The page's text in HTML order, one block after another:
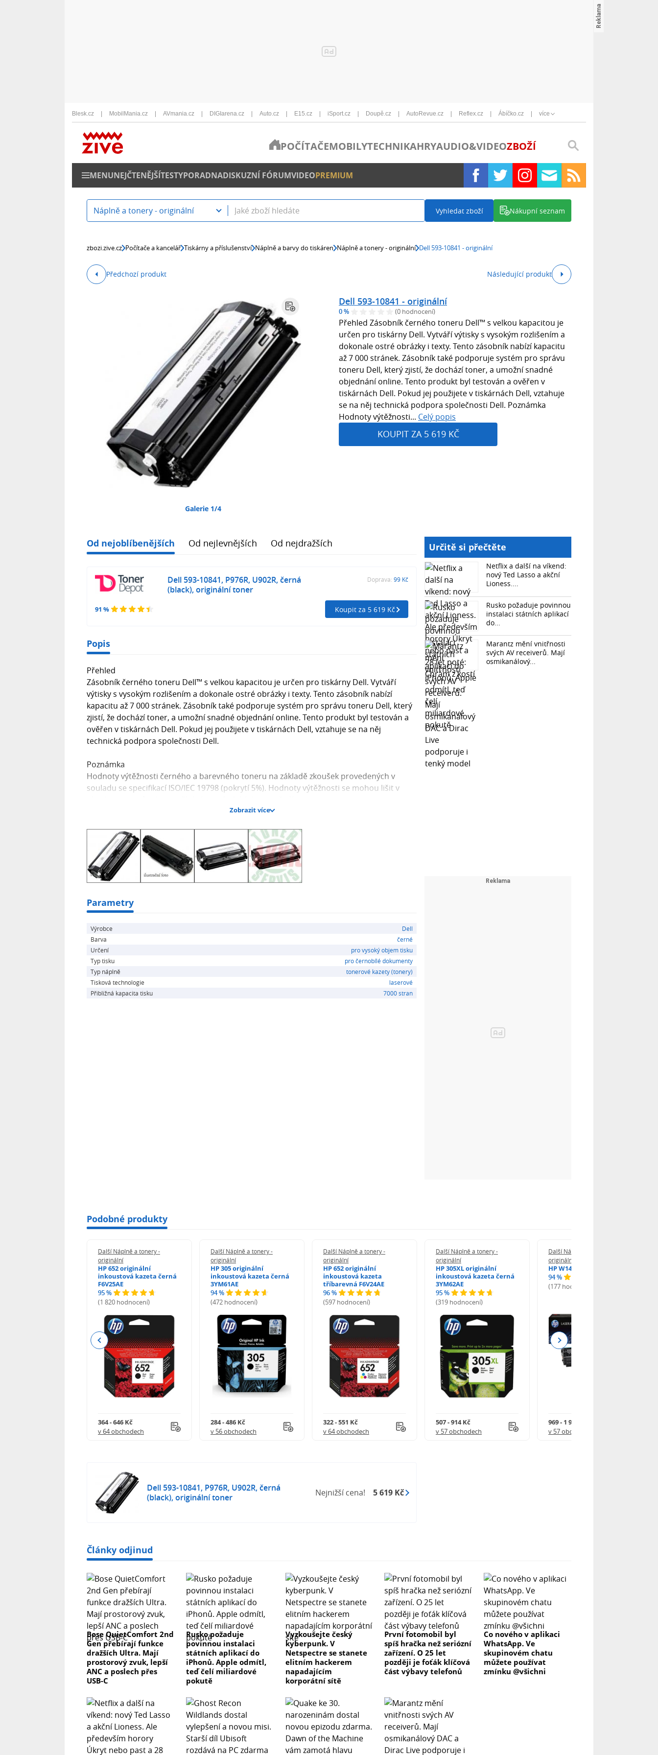
Blesk.cz MobilMania.cz AVmania.cz DIGIarena.cz Auto.cz E15.cz iSport.cz Doupě.cz AutoRevue.cz Reflex.cz Ábíčko.cz více
POČÍTAČEMOBILYTECHNIKAHRYAUDIO&VIDEOZBOŽÍ
MENUNEJČTENĚJŠÍTESTYPORADNADISKUZNÍ FÓRUMVIDEOPREMIUM
Náplně a tonery - originální Vyhledat zboží Nákupní seznam
zbozi.zive.cz Počítače a kancelář Tiskárny a příslušenství Náplně a barvy do tiskáren Náplně a tonery - originální Dell 593-10841 - originální
Předchozí produkt Následující produkt
Galerie 1/4
Dell 593-10841 - originální
0 % (0 hodnocení)
Přehled Zásobník černého toneru Dell™ s velkou kapacitou je
určen pro tiskárny Dell. Vytváří výtisky s vysokým rozlišením a
dokonale ostré obrázky i texty. Tento zásobník nabízí kapacitu
až 7 000 stránek. Zásobník také podporuje systém pro správu
toneru Dell, který zjistí, že dochází toner, a umožní snadné
objednání online. Tento produkt byl testován a ověřen v
tiskárnách Dell. Pokud jej použijete v tiskárnách Dell, vztahuje
se na něj technická podpora společnosti Dell. Poznámka
Hodnoty výtěžnosti... Celý popis
KOUPIT ZA 5 619 KČ
Od nejoblíbenějších Od nejlevnějších Od nejdražších
91 %
Dell 593-10841, P976R, U902R, černá
(black), originální toner
Doprava: 99 Kč
Koupit za 5 619 Kč
Popis
Přehled
Zásobník černého toneru Dell™ s velkou kapacitou je určen pro tiskárny Dell. Vytváří
výtisky s vysokým rozlišením a dokonale ostré obrázky i texty. Tento zásobník nabízí
kapacitu až 7 000 stránek. Zásobník také podporuje systém pro správu toneru Dell, který
zjistí, že dochází toner, a umožní snadné objednání online. Tento produkt byl testován a
ověřen v tiskárnách Dell. Pokud jej použijete v tiskárnách Dell, vztahuje se na něj
technická podpora společnosti Dell.
Poznámka
Hodnoty výtěžnosti černého a barevného toneru na základě zkoušek provedených v
souladu se specifikací ISO/IEC 19798 (pokrytí 5%). Hodnoty výtěžnosti se mohou lišit v
Dell 3330dn
Zobrazit více
Parametry
Výrobce
Dell
Barva
černé
Určení
pro vysoký objem tisku
Typ tisku
pro černobílé dokumenty
Typ náplně
tonerové kazety (tonery)
Tisková technologie
laserové
Přibližná kapacita tisku
7000 stran
Určitě si přečtěte
Netflix a další na víkend:
nový Ted Lasso a akční
Lioness....
Rusko požaduje povinnou
instalaci státních aplikací
do...
Marantz mění vnitřnosti
svých AV receiverů. Mají
osmikanálový...
Podobné produkty
Další Náplně a tonery -
originální
HP 652 originální
inkoustová kazeta černá
F6V25AE
95 %
(1 820 hodnocení)
364 - 646 Kč
v 64 obchodech
Další Náplně a tonery -
originální
HP 305 originální
inkoustová kazeta černá
3YM61AE
94 %
(472 hodnocení)
284 - 486 Kč
v 56 obchodech
Další Náplně a tonery -
originální
HP 652 originální
inkoustová kazeta
tříbarevná F6V24AE
96 %
(597 hodnocení)
322 - 551 Kč
v 64 obchodech
Další Náplně a tonery -
originální
HP 305XL originální
inkoustová kazeta černá
3YM62AE
95 %
(319 hodnocení)
507 - 914 Kč
v 57 obchodech
Další Náplně a tonery -
originální
HP W1420A - originální
94 %
(177 hodnocení)
969 - 1 918 Kč
v 57 obchodech
Previous Next
Dell 593-10841, P976R, U902R, černá
(black), originální toner
Nejnižší cena! 5 619 Kč
Články odjinud
Bose QuietComfort 2nd
Gen přebírají funkce
dražších Ultra. Mají
prostorový zvuk, lepší
ANC a poslech přes
USB-C
Rusko požaduje
povinnou instalaci
státních aplikací do
iPhonů. Apple odmítl,
teď čelí miliardové
pokutě
Vyzkoušejte český
kyberpunk. V
Netspectre se stanete
elitním hackerem
napadajícím
korporátní sítě
První fotomobil byl
spíš hračka než seriózní
zařízení. O 25 let
později je foťák klíčová
část výbavy telefonů
Co nového v aplikaci
WhatsApp. Ve
skupinovém chatu
můžete používat
zmínku @všichni